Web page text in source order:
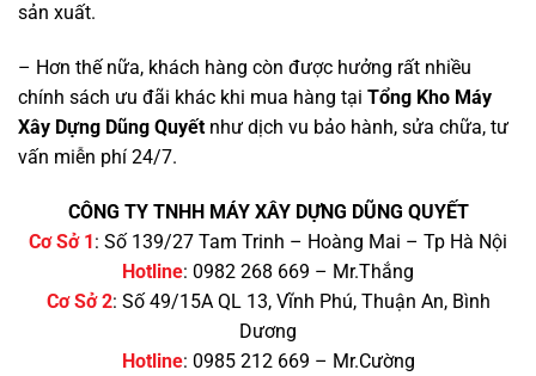
sản xuất.
– Hơn thế nữa, khách hàng còn được hưởng rất nhiều
chính sách ưu đãi khác khi mua hàng tại Tổng Kho Máy
Xây Dựng Dũng Quyết như dịch vu bảo hành, sửa chữa, tư
vấn miễn phí 24/7.
CÔNG TY TNHH MÁY XÂY DỰNG DŨNG QUYẾT
Cơ Sở 1: Số 139/27 Tam Trinh – Hoàng Mai – Tp Hà Nội
Hotline: 0982 268 669 – Mr.Thắng
Cơ Sở 2: Số 49/15A QL 13, Vĩnh Phú, Thuận An, Bình
Dương
Hotline: 0985 212 669 – Mr.Cường